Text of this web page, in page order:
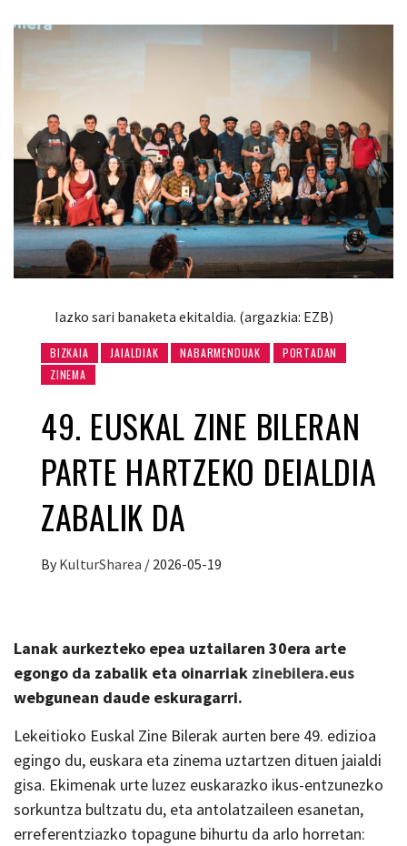
Iazko sari banaketa ekitaldia. (argazkia: EZB)
BIZKAIA JAIALDIAK NABARMENDUAK
PORTADAN
ZINEMA
49. EUSKAL ZINE BILERAN
PARTE HARTZEKO DEIALDIA
ZABALIK DA
By KulturSharea / 2026-05-19
Lanak aurkezteko epea uztailaren 30era arte
egongo da zabalik eta oinarriak zinebilera.eus
webgunean daude eskuragarri.
Lekeitioko Euskal Zine Bilerak aurten bere 49. edizioa
egingo du, euskara eta zinema uztartzen dituen jaialdi
gisa. Ekimenak urte luzez euskarazko ikus-entzunezko
sorkuntza bultzatu du, eta antolatzaileen esanetan,
erreferentziazko topagune bihurtu da arlo horretan: